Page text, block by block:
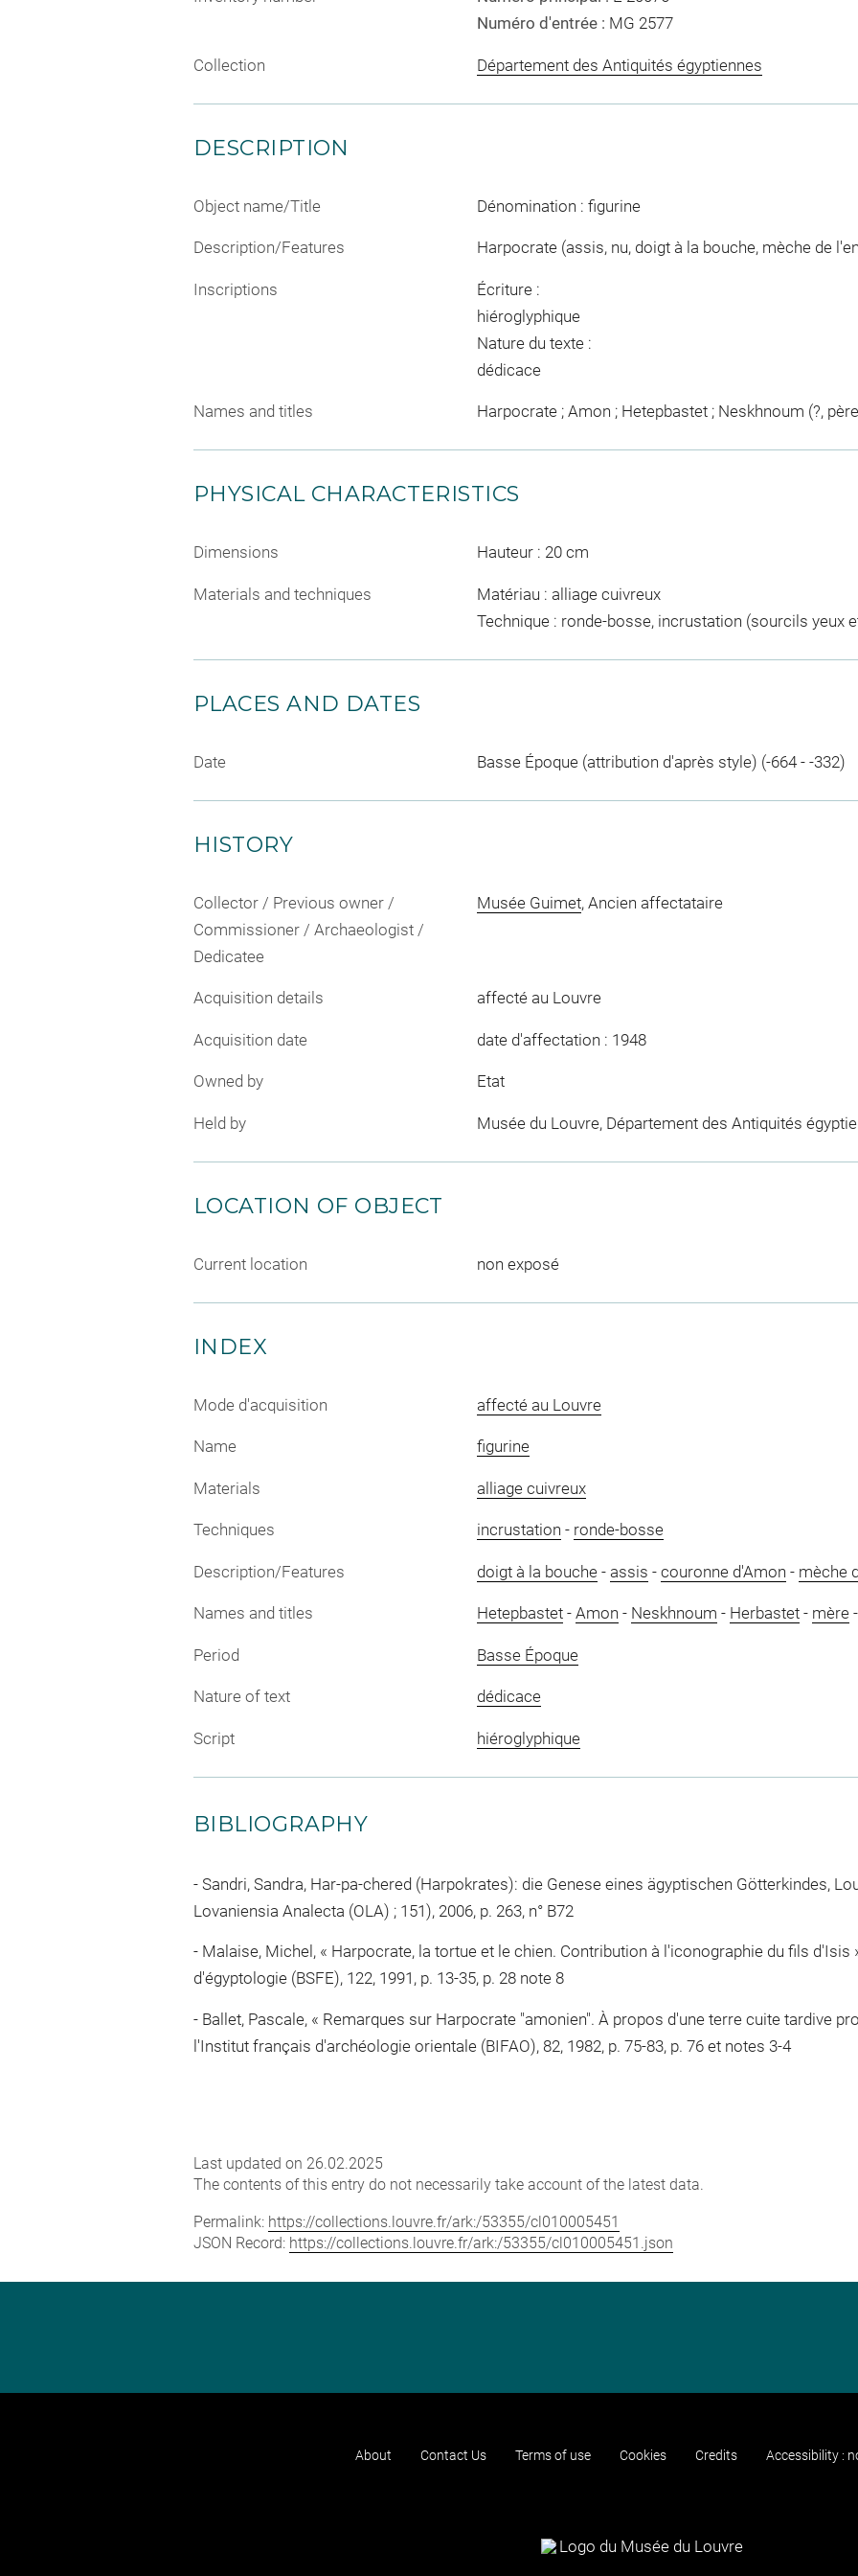
Numéro d'entrée : MG 2577
Collection Département des Antiquités égyptiennes
DESCRIPTION
Object name/Title Dénomination : figurine
Description/Features Harpocrate (assis, nu, doigt à la bouche, mèche de
Inscriptions
Écriture :
hiéroglyphique
Nature du texte :
dédicace
Names and titles Harpocrate ; Amon ; Hetepbastet ; Neskhnoum (?,
PHYSICAL CHARACTERISTICS
Dimensions Hauteur : 20 cm
Materials and techniques
Matériau : alliage cuivreux
Technique : ronde-bosse, incrustation (sourcils yeux
PLACES AND DATES
Date Basse Époque (attribution d'après style) (-664 - -332)
HISTORY
Collector / Previous owner /
Commissioner / Archaeologist /
Dedicatee
Musée Guimet, Ancien affectataire
Acquisition details affecté au Louvre
Acquisition date date d'affectation : 1948
Owned by Etat
Held by Musée du Louvre, Département des Antiquités
LOCATION OF OBJECT
Current location non exposé
INDEX
Mode d'acquisition affecté au Louvre
Name figurine
Materials alliage cuivreux
Techniques incrustation - ronde-bosse
Description/Features doigt à la bouche- assis - couronne d'Amon - mèche
Names and titles Hetepbastet- Amon - Neskhnoum - Herbastet- mère-
Period Basse Époque
Nature of text dédicace
Script hiéroglyphique
BIBLIOGRAPHY
Sandri, Sandra, Har-pa-chered (Harpokrates): die Genese eines ägyptischen Götterkindes,
Lovaniensia Analecta (OLA) ; 151), 2006, p. 263, n° B72
Malaise, Michel, « Harpocrate, la tortue et le chien. Contribution à l'iconographie du fils d'Isis
d'égyptologie (BSFE), 122, 1991, p. 13-35, p. 28 note 8
Ballet, Pascale, « Remarques sur Harpocrate "amonien". À propos d'une terre cuite tardive
l'Institut français d'archéologie orientale (BIFAO), 82, 1982, p. 75-83, p. 76 et notes 3-4
Last updated on 26.02.2025
The contents of this entry do not necessarily take account of the latest data.
Permalink: https://collections.louvre.fr/ark:/53355/cl010005451
JSON Record: https://collections.louvre.fr/ark:/53355/cl010005451.json
About Contact Us Terms of use Cookies Credits Accessibility :